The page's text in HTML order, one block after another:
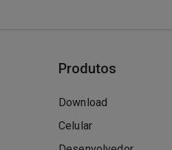
Produtos
Download
Celular